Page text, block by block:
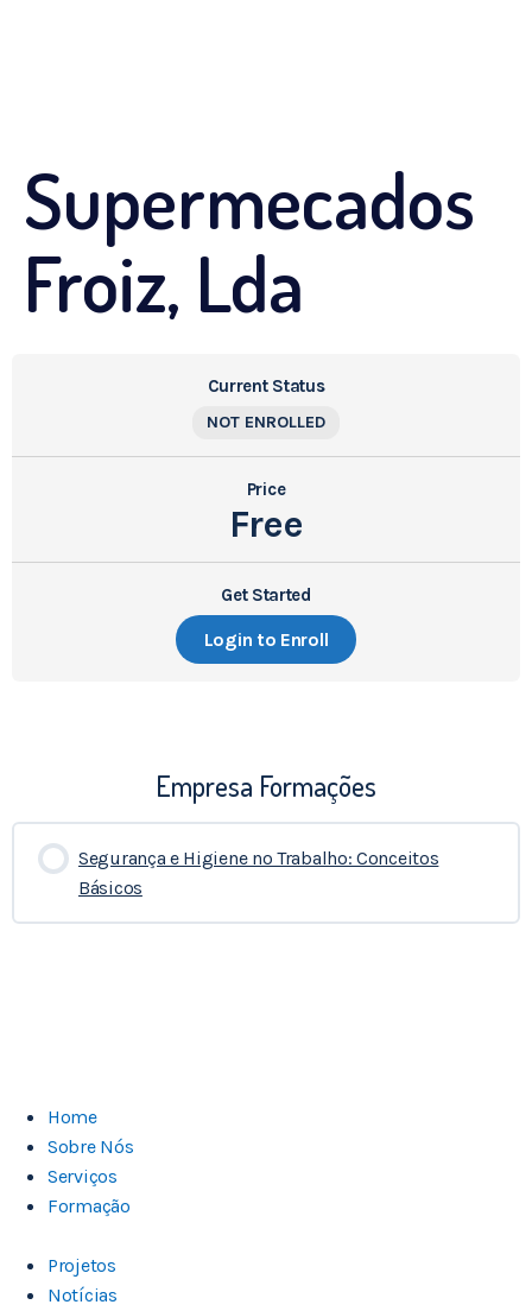
Supermecados
Froiz, Lda
Current Status
NOT ENROLLED
Price
Free
Get Started
Login to Enroll
Empresa Formações
Segurança e Higiene no Trabalho: Conceitos
Básicos
0% COMPLETADO 0/0 Etapas
Home
Sobre Nós
Serviços
Formação
Projetos
Notícias